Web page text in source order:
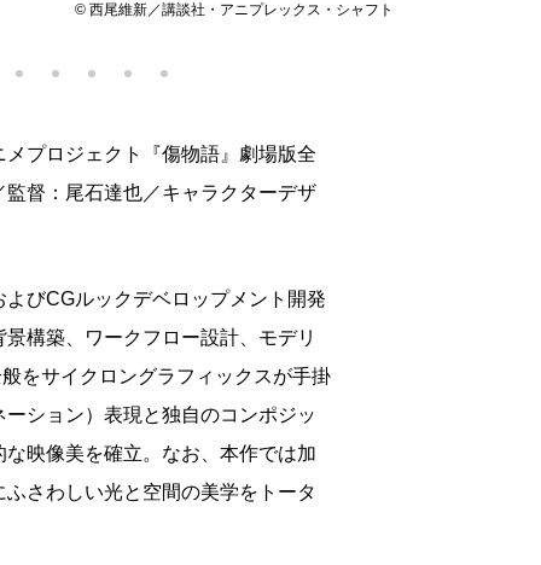
© 西尾維新／講談社・アニプレックス・シャフト
プロジェクト『傷物語』劇場版全
督：尾石達也／キャラクターデザ
びCGルックデベロップメント開発
構築、ワークフロー設計、モデリ
をサイクロングラフィックスが手掛
ション）表現と独自のコンポジッ
映像美を確立。なお、本作では加
さわしい光と空間の美学をトータ